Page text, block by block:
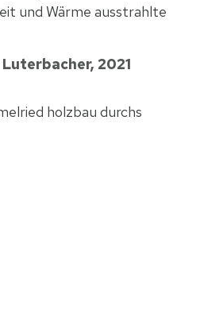
und Wärme ausstrahlte
2021